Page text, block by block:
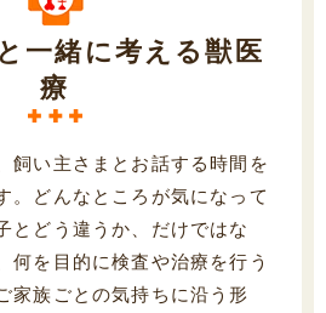
一緒に考える獣医
療
飼い主さまとお話する時間を
。どんなところが気になって
とどう違うか、だけではな
何を目的に検査や治療を行う
家族ごとの気持ちに沿う形